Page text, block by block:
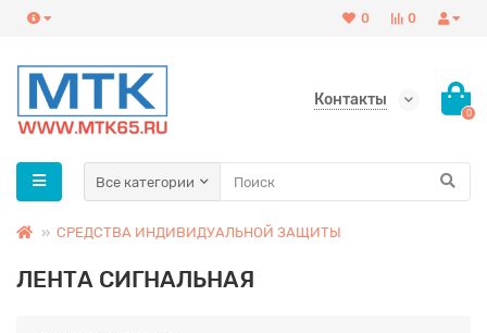
0
0
Контакты
0
Все категории
СРЕДСТВА ИНДИВИДУАЛЬНОЙ ЗАЩИТЫ
ЛЕНТА СИГНАЛЬНАЯ